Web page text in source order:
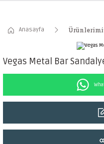
Anasayfa
Vegas Metal Bar